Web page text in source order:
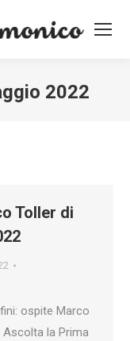
2022
Toller di
ospite Marco
la Prima